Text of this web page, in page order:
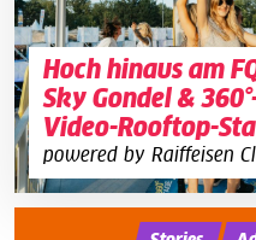
Hoch hinaus am
Sky Gondel &
Video-Rooftop-
powered by Raiffeisen